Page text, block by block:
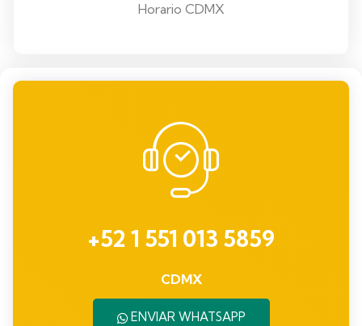
Horario CDMX
+52 1 551 013 5859
CDMX
ENVIAR WHATSAPP